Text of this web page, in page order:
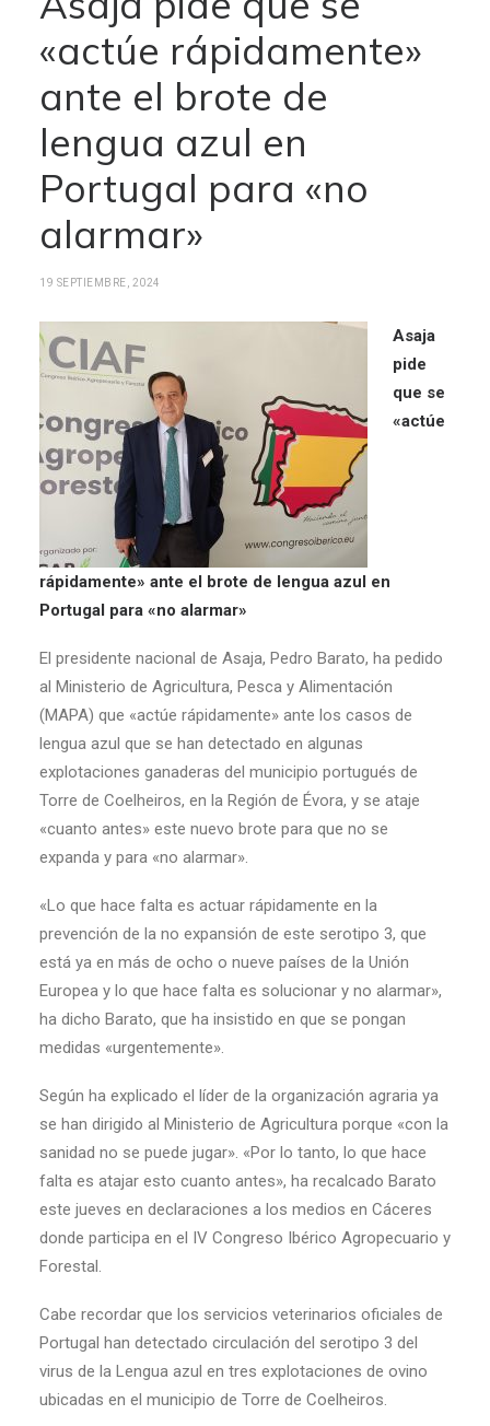
«actúe rápidamente»
ante el brote de
lengua azul en
Portugal para «no
alarmar»
19 SEPTIEMBRE, 2024
Asaja
pide
que se
«actúe
rápidamente» ante el brote de lengua azul en
Portugal para «no alarmar»
El presidente nacional de Asaja, Pedro Barato, ha pedido
al Ministerio de Agricultura, Pesca y Alimentación
(MAPA) que «actúe rápidamente» ante los casos de
lengua azul que se han detectado en algunas
explotaciones ganaderas del municipio portugués de
Torre de Coelheiros, en la Región de Évora, y se ataje
«cuanto antes» este nuevo brote para que no se
expanda y para «no alarmar».
«Lo que hace falta es actuar rápidamente en la
prevención de la no expansión de este serotipo 3, que
está ya en más de ocho o nueve países de la Unión
Europea y lo que hace falta es solucionar y no alarmar»,
ha dicho Barato, que ha insistido en que se pongan
medidas «urgentemente».
Según ha explicado el líder de la organización agraria ya
se han dirigido al Ministerio de Agricultura porque «con la
sanidad no se puede jugar». «Por lo tanto, lo que hace
falta es atajar esto cuanto antes», ha recalcado Barato
este jueves en declaraciones a los medios en Cáceres
donde participa en el IV Congreso Ibérico Agropecuario y
Forestal.
Cabe recordar que los servicios veterinarios oficiales de
Portugal han detectado circulación del serotipo 3 del
virus de la Lengua azul en tres explotaciones de ovino
ubicadas en el municipio de Torre de Coelheiros.